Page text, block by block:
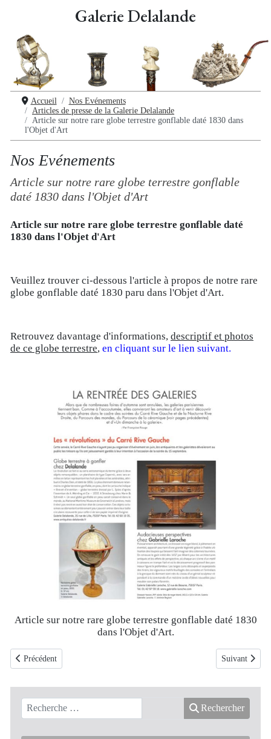
Galerie Delalande
Accueil
Nos Evénements
Articles de presse de la Galerie Delalande
Article sur notre rare globe terrestre gonflable daté 1830 dans
l'Objet d'Art
Nos Evénements
Article sur notre rare globe terrestre gonflable
daté 1830 dans l'Objet d'Art
Article sur notre rare globe terrestre gonflable daté
1830 dans l'Objet d'Art
Veuillez trouver ci-dessous l'article à propos de notre rare
globe gonflable daté 1830 paru dans l'Objet d'Art.
Retrouvez davantage d'informations,descriptif et photos
de ce globe terrestre,en cliquant sur le lien suivant.
Article sur notre rare globe terrestre gonflable daté 1830
dans l'Objet d'Art.
Article précédent : Article dans Art Critique à propos de notre planétaire
Précédent Article
Suivant
Rechercher